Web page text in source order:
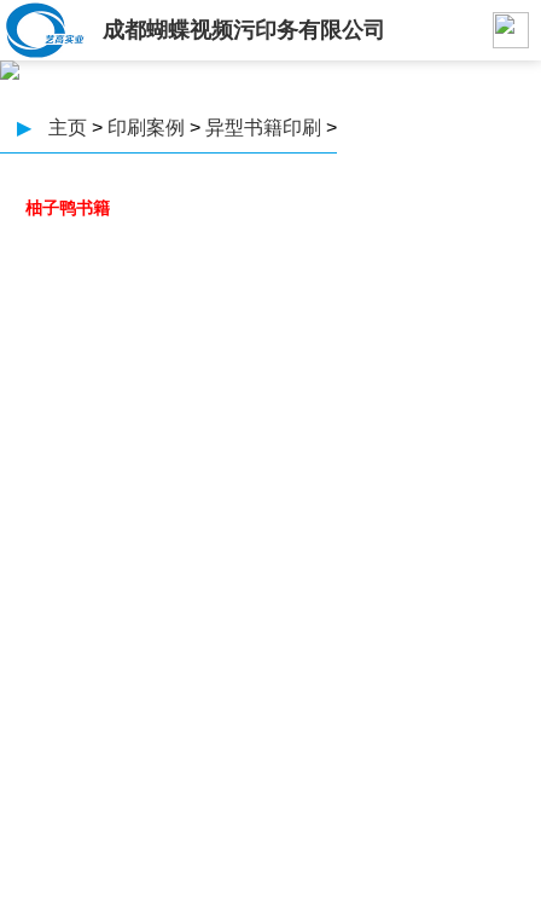
成都蝴蝶视频污印务有限公司
▶ 主页 > 印刷案例 > 异型书籍印刷 >
柚子鸭书籍